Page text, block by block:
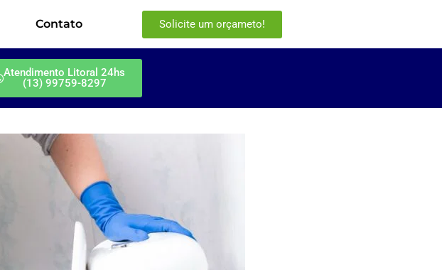
Contato Solicite um orçameto!
Atendimento Litoral 24hs
(13) 99759-8297